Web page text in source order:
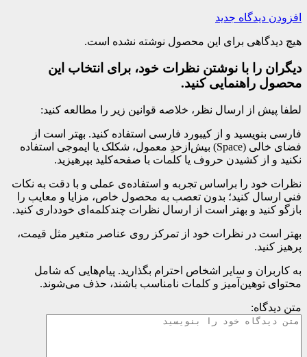
افزودن دیدگاه جدید
هیچ دیدگاهی برای این محصول نوشته نشده است.
دیگران را با نوشتن نظرات خود، برای انتخاب این
محصول راهنمایی کنید.
لطفا پیش از ارسال نظر، خلاصه قوانین زیر را مطالعه کنید:
فارسی بنویسید و از کیبورد فارسی استفاده کنید. بهتر است از
فضای خالی (Space) بیش‌از‌حدِ معمول، شکلک یا ایموجی استفاده
نکنید و از کشیدن حروف یا کلمات با صفحه‌کلید بپرهیزید.
نظرات خود را براساس تجربه و استفاده‌ی عملی و با دقت به نکات
فنی ارسال کنید؛ بدون تعصب به محصول خاص، مزایا و معایب را
بازگو کنید و بهتر است از ارسال نظرات چندکلمه‌‌ای خودداری کنید.
بهتر است در نظرات خود از تمرکز روی عناصر متغیر مثل قیمت،
پرهیز کنید.
به کاربران و سایر اشخاص احترام بگذارید. پیام‌هایی که شامل
محتوای توهین‌آمیز و کلمات نامناسب باشند، حذف می‌شوند.
متن دیدگاه: